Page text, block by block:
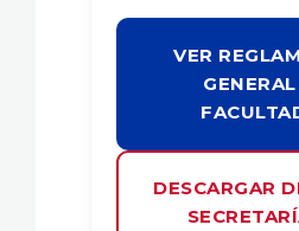
VER
DESCARGAR